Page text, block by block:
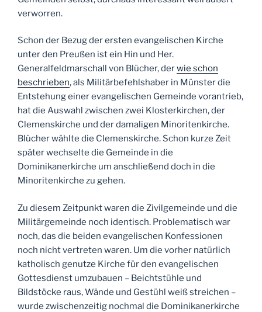
verworren.
Schon der Bezug der ersten evangelischen Kirche
unter den Preußen ist ein Hin und Her.
Generalfeldmarschall von Blücher, derwie schon
beschrieben, als Militärbefehlshaber in Münster die
Entstehung einer evangelischen Gemeinde vorantrieb,
hat die Auswahl zwischen zwei Klosterkirchen, der
Clemenskirche und der damaligen Minoritenkirche.
Blücher wählte die Clemenskirche. Schon kurze Zeit
später wechselte die Gemeinde in die
Dominikanerkirche um anschließend doch in die
Minoritenkirche zu gehen.
Zu diesem Zeitpunkt waren die Zivilgemeinde und die
Militärgemeinde noch identisch. Problematisch war
noch, das die beiden evangelischen Konfessionen
noch nicht vertreten waren. Um die vorher natürlich
katholisch genutze Kirche für den evangelischen
Gottesdienst umzubauen – Beichtstühle und
Bildstöcke raus, Wände und Gestühl weiß streichen –
wurde zwischenzeitig nochmal die Dominikanerkirche